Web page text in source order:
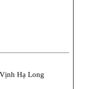
Hạ Long